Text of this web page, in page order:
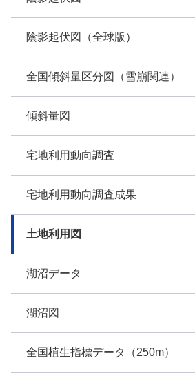
陰影起伏図（全球版）
全国傾斜量区分図（雪崩関連）
傾斜量図
宅地利用動向調査
宅地利用動向調査成果
土地利用図
湖沼データ
湖沼図
全国植生指標データ（250m）